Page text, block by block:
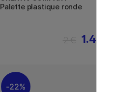
Palette plastique ronde
1.40 €
22%